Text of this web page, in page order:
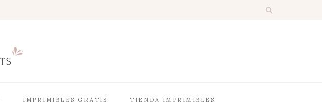
IMPRIMIBLES GRATIS TIENDA IMPRIMIBLES